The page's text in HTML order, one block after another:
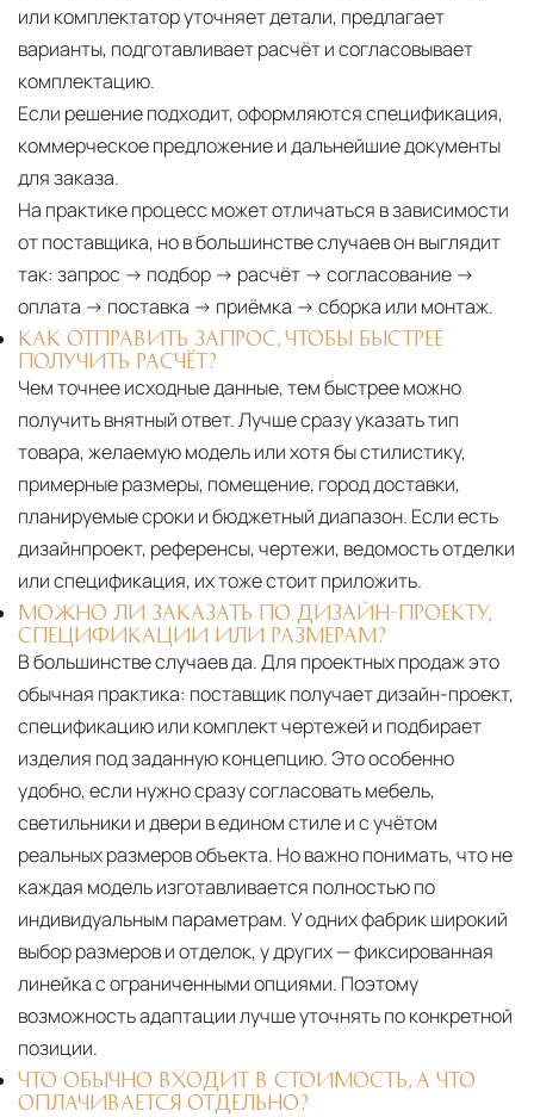
или комплектатор уточняет детали, предлагает
варианты, подготавливает расчёт и согласовывает
комплектацию.
Если решение подходит, оформляются спецификация,
коммерческое предложение и дальнейшие документы
для заказа.
На практике процесс может отличаться в зависимости
от поставщика, но в большинстве случаев он выглядит
так: запрос → подбор → расчёт → согласование →
оплата → поставка → приёмка → сборка или монтаж.
КАК ОТПРАВИТЬ ЗАПРОС, ЧТОБЫ БЫСТРЕЕ
ПОЛУЧИТЬ РАСЧЁТ?
Чем точнее исходные данные, тем быстрее можно
получить внятный ответ. Лучше сразу указать тип
товара, желаемую модель или хотя бы стилистику,
примерные размеры, помещение, город доставки,
планируемые сроки и бюджетный диапазон. Если есть
дизайнпроект, референсы, чертежи, ведомость отделки
или спецификация, их тоже стоит приложить.
МОЖНО ЛИ ЗАКАЗАТЬ ПО ДИЗАЙН-ПРОЕКТУ,
СПЕЦИФИКАЦИИ ИЛИ РАЗМЕРАМ?
В большинстве случаев да. Для проектных продаж это
обычная практика: поставщик получает дизайн-проект,
спецификацию или комплект чертежей и подбирает
изделия под заданную концепцию. Это особенно
удобно, если нужно сразу согласовать мебель,
светильники и двери в едином стиле и с учётом
реальных размеров объекта. Но важно понимать, что не
каждая модель изготавливается полностью по
индивидуальным параметрам. У одних фабрик широкий
выбор размеров и отделок, у других — фиксированная
линейка с ограниченными опциями. Поэтому
возможность адаптации лучше уточнять по конкретной
позиции.
ЧТО ОБЫЧНО ВХОДИТ В СТОИМОСТЬ, А ЧТО
ОПЛАЧИВАЕТСЯ ОТДЕЛЬНО?